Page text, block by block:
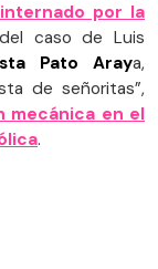
por la
caso de Luis
Pato Araya,
de señoritas”,
mecánica en el
.